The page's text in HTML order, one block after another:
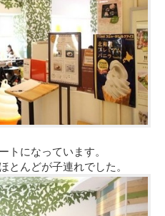
トになっています。
とんどが子連れでした。